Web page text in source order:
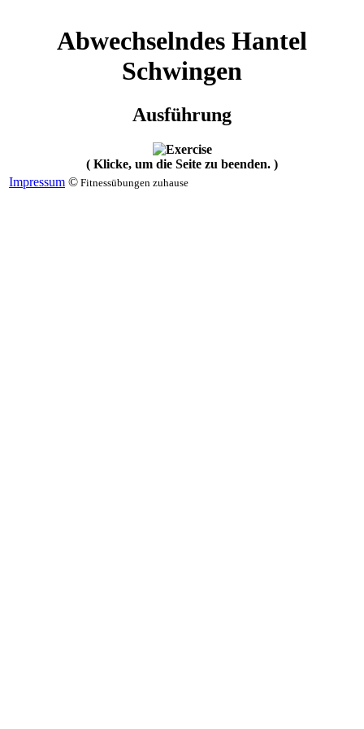
Abwechselndes Hantel
Schwingen
Ausführung
( Klicke, um die Seite zu beenden. )
Impressum © Fitnessübungen zuhause